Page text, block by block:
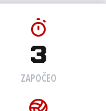
3
ZAPOČEO